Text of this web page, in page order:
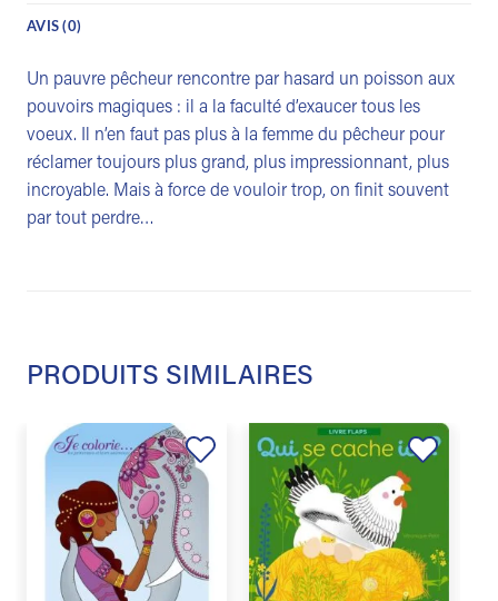
AVIS (0)
Un pauvre pêcheur rencontre par hasard un poisson aux
pouvoirs magiques : il a la faculté d’exaucer tous les
voeux. Il n’en faut pas plus à la femme du pêcheur pour
réclamer toujours plus grand, plus impressionnant, plus
incroyable. Mais à force de vouloir trop, on finit souvent
par tout perdre…
PRODUITS SIMILAIRES
Ajouter
à la
liste de
souhaits
Ajouter
à la
liste de
souhaits